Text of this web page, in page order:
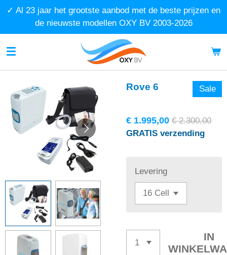
Ga
naar
de
✓ Al 23 jaar het grootste aanbod met de beste prijzen en
de nieuwste modellen OXY BV 2003-2026
Rove 6 Sale
€ 1.995,00 € 2.300,00
GRATIS verzending
Levering
IN